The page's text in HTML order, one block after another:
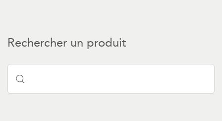
Rechercher un produit